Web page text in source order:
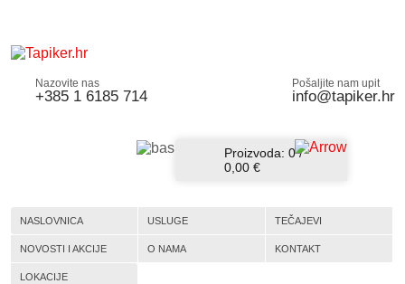
Nazovite nas
+385 1 6185 714
Pošaljite nam upit
info@tapiker.hr
Proizvoda: 0/
0,00 €
NASLOVNICA USLUGE TEČAJEVI
NOVOSTI I AKCIJE O NAMA KONTAKT
LOKACIJE